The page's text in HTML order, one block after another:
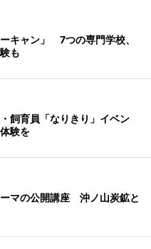
キャン」 7つの専門学校、
も
飼育員「なりきり」イベン
験を
マの公開講座 沖ノ山炭鉱と